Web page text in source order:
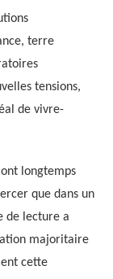
terre
tensions,
de vivre-
longtemps
que dans un
de lecture a
majoritaire
cette